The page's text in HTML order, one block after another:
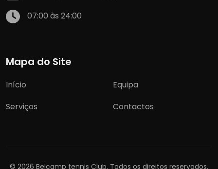
07:00 às 24:00
Mapa do Site
Início
Equipa
Serviços
Contactos
© 2026 Belcamp tennis Club. Todos os direitos reservados.